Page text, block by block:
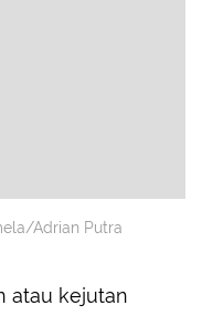
Adrian Putra
atau kejutan